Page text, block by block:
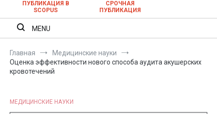
ПУБЛИКАЦИЯ В
SCOPUS
СРОЧНАЯ
ПУБЛИКАЦИЯ
MENU
Главная
Медицинские науки
Оценка эффективности нового способа аудита акушерских
кровотечений
МЕДИЦИНСКИЕ НАУКИ